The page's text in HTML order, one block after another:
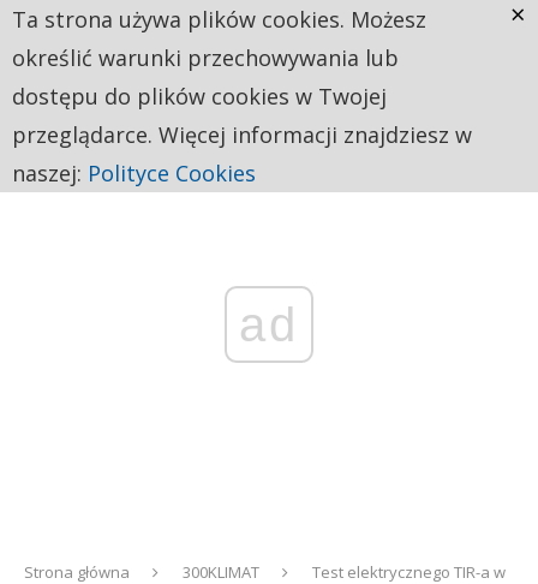
ad
Strona główna 300KLIMAT
Test elektrycznego TIR-a w
Ta strona używa plików cookies. Możesz
określić warunki przechowywania lub
dostępu do plików cookies w Twojej
przeglądarce. Więcej informacji znajdziesz w
naszej: Polityce Cookies
×